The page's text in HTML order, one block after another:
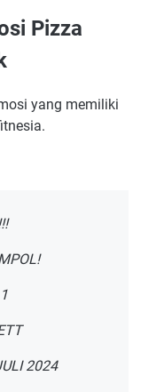
Pizza
yang memiliki
2024